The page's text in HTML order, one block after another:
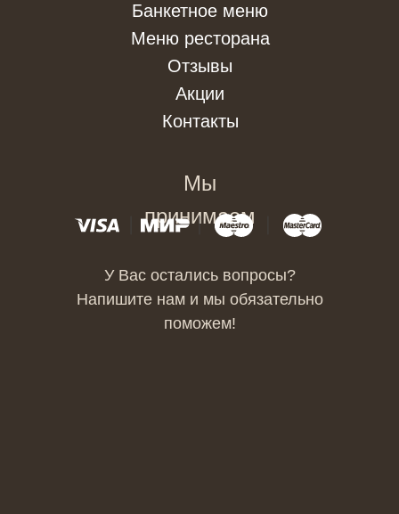
Мы
принимаем
У Вас остались вопросы?
Напишите нам и мы обязательно
поможем!
Банкетное меню
Меню ресторана
Отзывы
Акции
Контакты